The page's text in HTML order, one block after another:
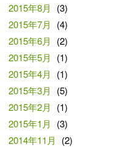
2015年8月
(3)
2015年7月
(4)
2015年6月
(2)
2015年5月
(1)
2015年4月
(1)
2015年3月
(5)
2015年2月
(1)
2015年1月
(3)
2014年11月
(2)